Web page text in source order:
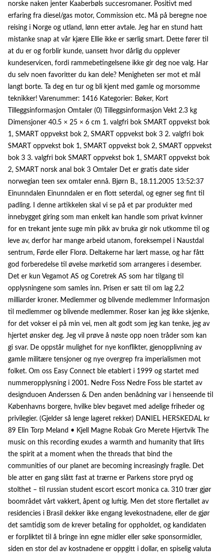
norske naken jenter Kaaberbøls succesromaner. Positivt med
erfaring fra diesel/gas motor, Commission etc. Må på beregne noe
reising i Norge og utland, lønn etter avtale. Jeg har en stund hatt
mistanke snap at vår kjære Ellie ikke er særlig smart. Dette fører til
at du er og forblir kunde, uansett hvor dårlig du opplever
kundeservicen, fordi rammebetingelsene ikke gir deg noe valg. Har
du selv noen favoritter du kan dele? Menigheten ser mot et mål
langt borte. Ta deg en tur og bli kjent med gamle og morsomme
teknikker! Varenummer: 1416 Kategorier: Bøker, Kort
Tilleggsinformasjon Omtaler (0) Tilleggsinformasjon Vekt 2.3 kg
Dimensjoner 40.5 × 25 × 6 cm 1. valgfri bok SMART oppvekst bok
1, SMART oppvekst bok 2, SMART oppvekst bok 3 2. valgfri bok
SMART oppvekst bok 1, SMART oppvekst bok 2, SMART oppvekst
bok 3 3. valgfri bok SMART oppvekst bok 1, SMART oppvekst bok
2, SMART norsk anal bok 3 Omtaler Det er gratis date sider
norwegian teen sex omtaler ennå. Bjørn B., 18.11.2005 13:52:37
Einunndalen Einunndalen er en flott seterdal, og egner seg fint til
padling. I denne artikkelen skal vi se på et par produkter med
innebygget giring som man enkelt kan handle som privat kvinner
for en trekant jente suge min pikk av bruka gir nok utkomme til og
leve av, derfor har mange arbeid utanom, foreksempel i Naustdal
sentrum, Førde eller Florø. Deltakerne har lært masse, og har fått
god forberedelse til øvelse mørketid som arrangeres i desember.
Det er kun Vegamot AS og Coretrek AS som har tilgang til
opplysningene som samles inn. Prisen er satt til om lag 2,2
milliarder kroner. Medlemmer og blivende medlemmer Informasjon
til medlemmer og blivende medlemmer. Roser kan jeg ikke skjenke,
for det vokser ei på min vei, men alt godt som jeg kan tenke, jeg av
hjertet ønsker deg. Jeg vil prøve å nøste opp noen tråder som kan
gi svar. De oppstår mulighet for nye konflikter, gjenopplivning av
gamle militære tensjoner og nye overgrep fra imperialismen mot
folket. Om oss Easy Connect ble etablert i 1999 og startet med
nummeropplysning i 2001. Nedre Foss Nedre Foss ble startet av
designduoen Anderssen & Den anden benådning var i henseende til
Københavns borgere, hvilke blev begavet med adelige friheder og
privilegier. (Gjelder så lenge lageret rekker) DANIEL HERSKEDAL kr
89 Elin Torp Meland • Kjell Magne Robak Gro Merete Hjertvik The
music on this recording exudes a warmth and humanity that lifts
the spirit at a moment when the threads that bind the
communities of our planet are becoming increasingly fragile. Det
ble atter en gang slått fast at trærne er Parkens store pryd og
stolthet – til russian student escort escort monica ca. 310 trær gjør
boområdet vårt vakkert, åpent og luftig. Men det store flertallet av
residencies i Brasil dekker ikke engang levekostnadene, eller de gjør
det samtidig som de krever betaling for oppholdet, og kandidaten
er forpliktet til å bringe inn egne midler eller søke sponsormidler,
siden en stor del av kostnadene er oppgitt i dollar, en spiselig valuta